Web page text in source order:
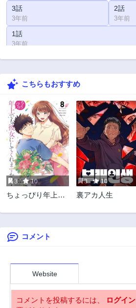
3話
3年前
2話
3年前
1話
3年前
こちらもおすすめ
3 10
ちょっぴり年上で
ますか？
3 10
裏アカ人生
コメント
Website
コメントを投稿するには、 ログイン